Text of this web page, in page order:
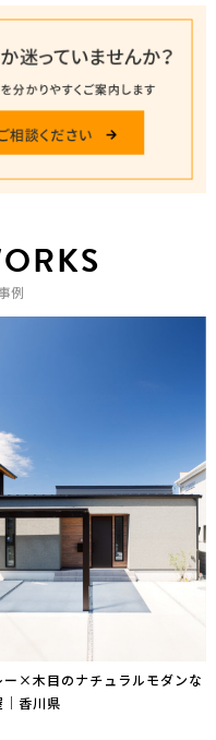
例
ー×木目のナチュラルモダンな
｜香川県